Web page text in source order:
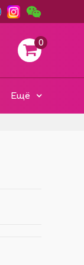
0
Ещё